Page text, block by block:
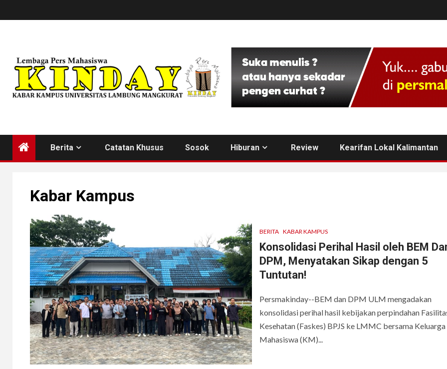
to
Berita Catatan Khusus Sosok Hiburan Review Kearifan Lokal Kalimantan
Kabar Kampus
BERITA KABAR KAMPUS
Konsolidasi Perihal Hasil oleh BEM
DPM, Menyatakan Sikap dengan 5
Tuntutan!
Persmakinday--BEM dan DPM ULM mengadakan
konsolidasi perihal hasil kebijakan perpindahan
Kesehatan (Faskes) BPJS ke LMMC bersama Keluarga
Mahasiswa (KM)...